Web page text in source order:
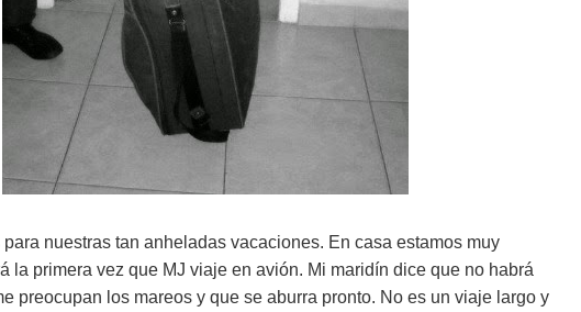
nuestras tan anheladas vacaciones. En casa estamos muy
la primera vez que MJ viaje en avión. Mi maridín dice que no habrá
preocupan los mareos y que se aburra pronto. No es un viaje largo y